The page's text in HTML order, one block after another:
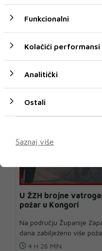
Stolac – Neum
subotu oko 9 sati
3 H 25 MIN
U ŽZH brojne
požar u Kongori
Na području Županije
dana zabilježeno više
4 H 26 MIN
Funkcionalni
Kolačići performansi
Analitički
Ostali
Saznaj više